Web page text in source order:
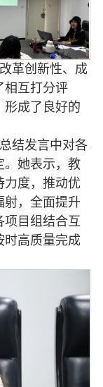
革创新性、成
相互打分评
形成了良好的
结发言中对各
。她表示，教
力度，推动优
射，全面提升
项目组结合互
时高质量完成